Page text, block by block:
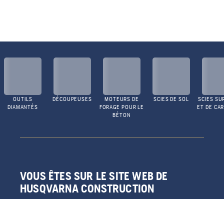
OUTILS
DIAMANTÉS
DÉCOUPEUSES
MOTEURS DE
FORAGE POUR LE
BÉTON
SCIES DE SOL
SCIES
ET DE
VOUS ÊTES SUR LE SITE WEB DE
HUSQVARNA CONSTRUCTION